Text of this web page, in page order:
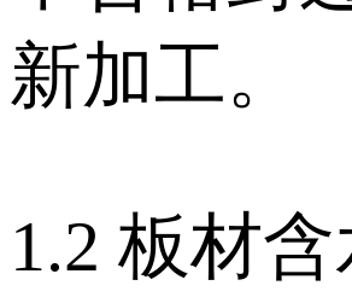
新加工。
1.2 板材